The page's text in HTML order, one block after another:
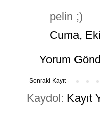
pelin ;)
Cuma,
Yorum
Sonraki Kayıt
Kaydol: Kayıt